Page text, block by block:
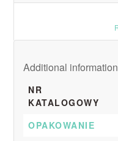
Additional information
NR
KATALOGOWY
OPAKOWANIE